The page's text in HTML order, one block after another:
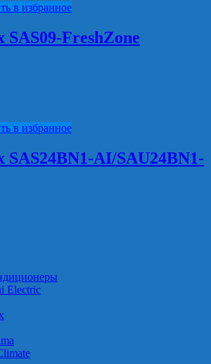
в избранное
SAS09-FreshZone
в избранное
SAS24BN1-AI/SAU24BN1-
Electric